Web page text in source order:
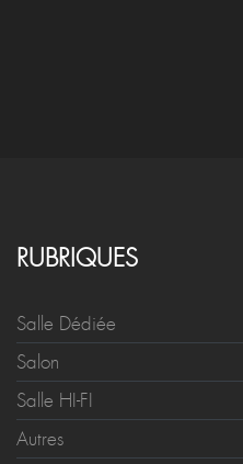
RUBRIQUES
Salle Dédiée
Salon
Salle HI-FI
Autres